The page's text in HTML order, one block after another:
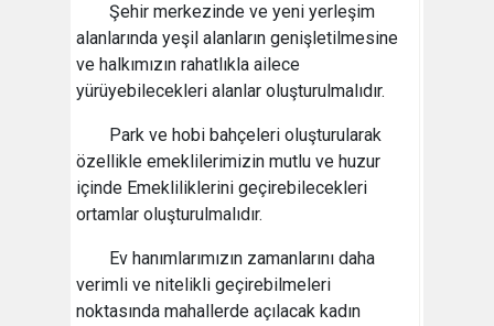
Şehir merkezinde ve yeni yerleşim
alanlarında yeşil alanların genişletilmesine
ve halkımızın rahatlıkla ailece
yürüyebilecekleri alanlar oluşturulmalıdır.
Park ve hobi bahçeleri oluşturularak
özellikle emeklilerimizin mutlu ve huzur
içinde Emekliliklerini geçirebilecekleri
ortamlar oluşturulmalıdır.
Ev hanımlarımızın zamanlarını daha
verimli ve nitelikli geçirebilmeleri
noktasında mahallerde açılacak kadın